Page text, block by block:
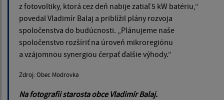
z fotovoltiky, ktorá cez deň nabije zatiaľ 5 kW batériu,“
povedal Vladimír Balaj a priblížil plány rozvoja
spoločenstva do budúcnosti. „Plánujeme naše
spoločenstvo rozšíriť na úroveň mikroregiónu
a vzájomnou synergiou čerpať ďalšie výhody.“
Zdroj: Obec Modrovka
Na fotografii starosta obce Vladimír Balaj.